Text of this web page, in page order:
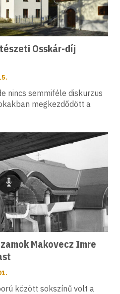
Osskár-díj
nincs semmiféle diskurzus
megkezdődött a
Podcast
Makovecz Imre
között sokszínű volt a